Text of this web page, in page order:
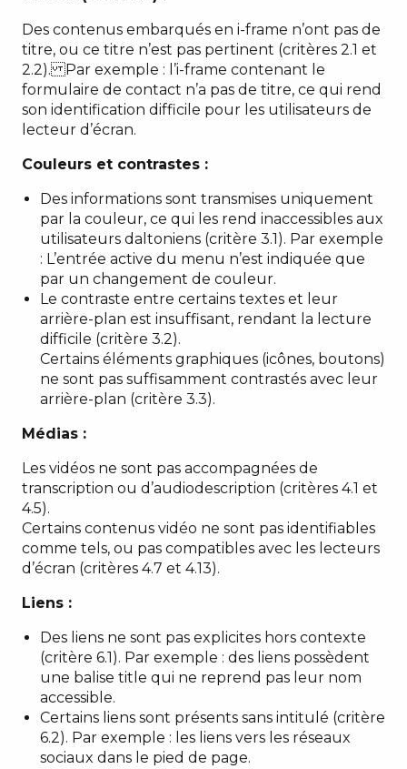
Des contenus embarqués en i-frame n’ont pas de
titre, ou ce titre n’est pas pertinent (critères 2.1 et
2.2). Par exemple : l’i-frame contenant le
formulaire de contact n’a pas de titre, ce qui rend
son identification difficile pour les utilisateurs de
lecteur d’écran.
Couleurs et contrastes :
Des informations sont transmises uniquement
par la couleur, ce qui les rend inaccessibles aux
utilisateurs daltoniens (critère 3.1). Par exemple
: L’entrée active du menu n’est indiquée que
par un changement de couleur.
Le contraste entre certains textes et leur
arrière-plan est insuffisant, rendant la lecture
difficile (critère 3.2).
Certains éléments graphiques (icônes, boutons)
ne sont pas suffisamment contrastés avec leur
arrière-plan (critère 3.3).
Médias :
Les vidéos ne sont pas accompagnées de
transcription ou d’audiodescription (critères 4.1 et
4.5).
Certains contenus vidéo ne sont pas identifiables
comme tels, ou pas compatibles avec les lecteurs
d’écran (critères 4.7 et 4.13).
Liens :
Des liens ne sont pas explicites hors contexte
(critère 6.1). Par exemple : des liens possèdent
une balise title qui ne reprend pas leur nom
accessible.
Certains liens sont présents sans intitulé (critère
6.2). Par exemple : les liens vers les réseaux
sociaux dans le pied de page.